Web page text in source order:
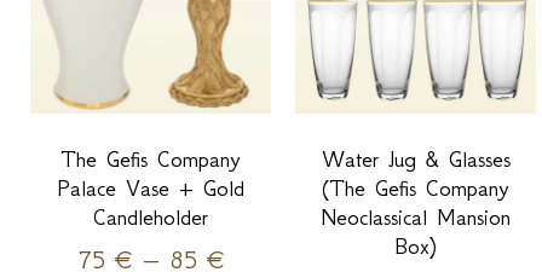
The Gefis Company
Palace Vase + Gold
Candleholder
75 € – 85 €
Water Jug & Glasses
(The Gefis Company
Neoclassical Mansion
Box)